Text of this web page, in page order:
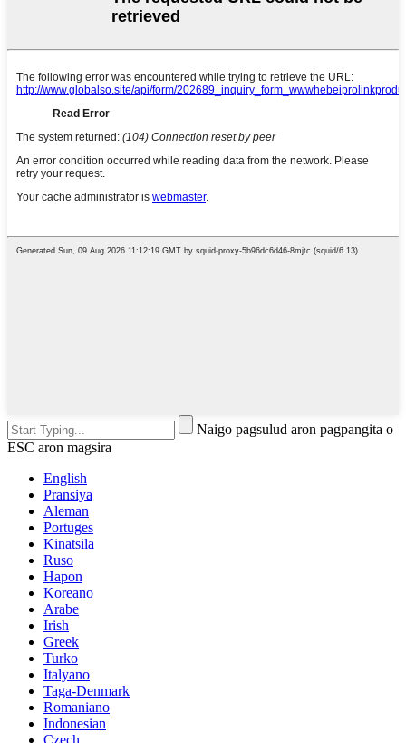
Naigo pagsulud aron pagpangita o
ESC aron magsira
English
Pransiya
Aleman
Portuges
Kinatsila
Ruso
Hapon
Koreano
Arabe
Irish
Greek
Turko
Italyano
Taga-Denmark
Romaniano
Indonesian